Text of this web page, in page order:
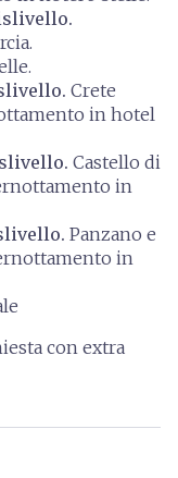
Crete
in hotel
Castello di
in
Panzano e
in
con extra